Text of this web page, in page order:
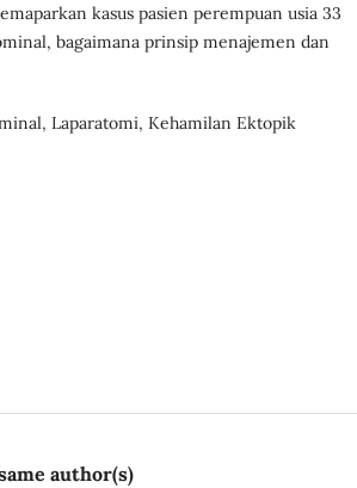
kasus pasien perempuan usia 33
bagaimana prinsip menajemen dan
Laparatomi, Kehamilan Ektopik
author(s)